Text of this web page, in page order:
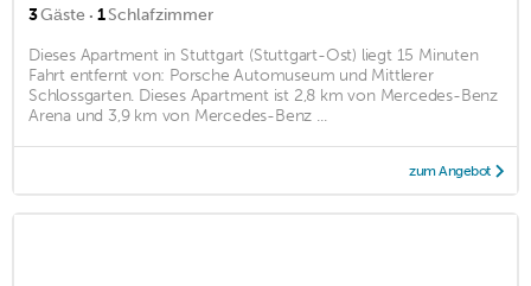
3Gäste · 1Schlafzimmer
Dieses Apartment in Stuttgart (Stuttgart-Ost) liegt 15 Minuten
Fahrt entfernt von: Porsche Automuseum und Mittlerer
Schlossgarten. Dieses Apartment ist 2,8 km von Mercedes-Benz
Arena und 3,9 km von Mercedes-Benz ...
zum Angebot